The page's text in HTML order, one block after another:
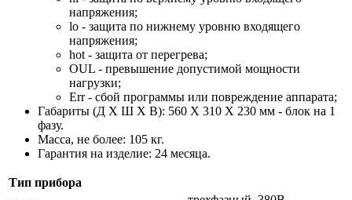
напряжения;
lo - защита по нижнему уровню входящего
напряжения;
hot - защита от перегрева;
OUL - превышение допустимой мощности
нагрузки;
Err - сбой программы или повреждение аппарата;
Габариты (Д Х Ш Х В): 560 X 310 X 230 мм - блок на 1
фазу.
Масса, не более: 105 кг.
Гарантия на изделие: 24 месяца.
Тип прибора